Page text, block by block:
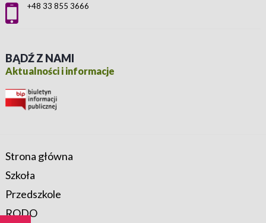
+48 33 855 3666
BĄDŹ Z NAMI
Aktualności i informacje
Strona główna
Szkoła
Przedszkole
RODO